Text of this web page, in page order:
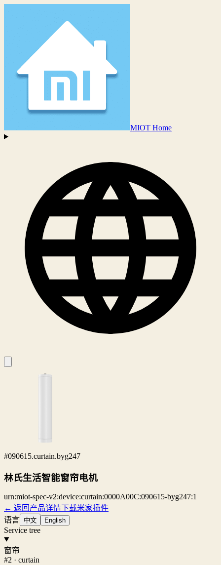
MIOT Home
#090615.curtain.byg247
林氏生活智能窗帘电机
urn:miot-spec-v2:device:curtain:0000A00C:090615-byg247:1
← 返回产品详情下载米家插件
语言 中文 English
Service tree
窗帘
#2 · curtain